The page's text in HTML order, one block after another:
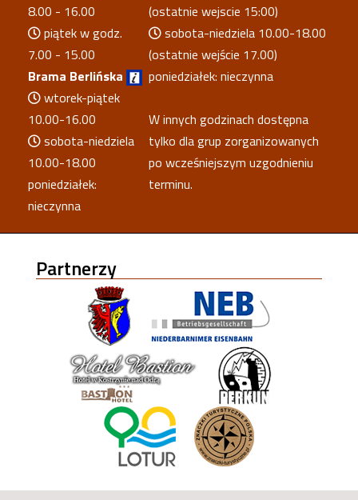
8.00 - 16.00
piątek w godz.
7.00 - 15.00
Brama Berlińska
wtorek-piątek
10.00-16.00
sobota-niedziela
10.00-18.00
poniedziałek:
nieczynna
(ostatnie wejscie 15:00)
sobota-niedziela 10.00-18.00
(ostatnie wejście 17.00)
poniedziałek: nieczynna
W innych godzinach dostępna
tylko dla grup zorganizowanych
po wcześniejszym uzgodnieniu
terminu.
Partnerzy